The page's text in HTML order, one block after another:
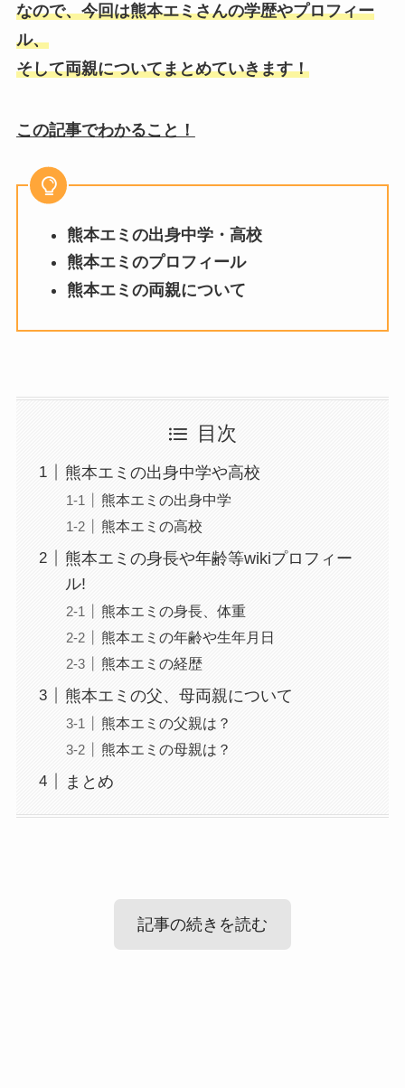
なので、今回は熊本エミさんの学歴やプロフィー
ル、
そして両親についてまとめていきます！
この記事でわかること！
熊本エミの出身中学・高校
熊本エミのプロフィール
熊本エミの両親について
目次
熊本エミの出身中学や高校
熊本エミの出身中学
熊本エミの高校
熊本エミの身長や年齢等wikiプロフィー
ル!
熊本エミの身長、体重
熊本エミの年齢や生年月日
熊本エミの経歴
熊本エミの父、母両親について
熊本エミの父親は？
熊本エミの母親は？
まとめ
記事の続きを読む